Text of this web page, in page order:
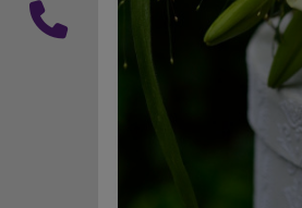
Instagram
Anruf